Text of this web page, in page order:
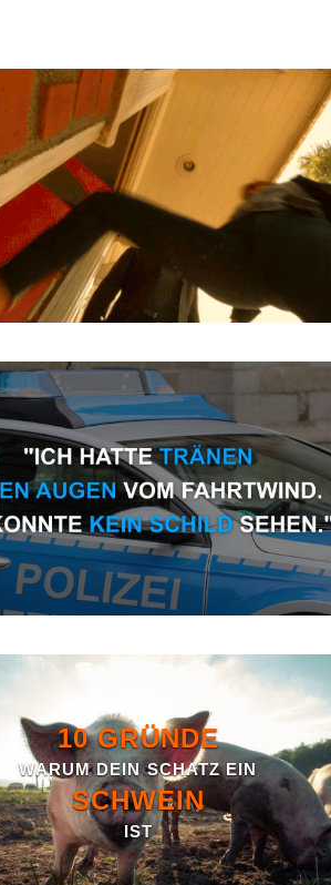
10 GRÜNDE
WARUM DEIN SCHATZ EIN
SCHWEIN
IST